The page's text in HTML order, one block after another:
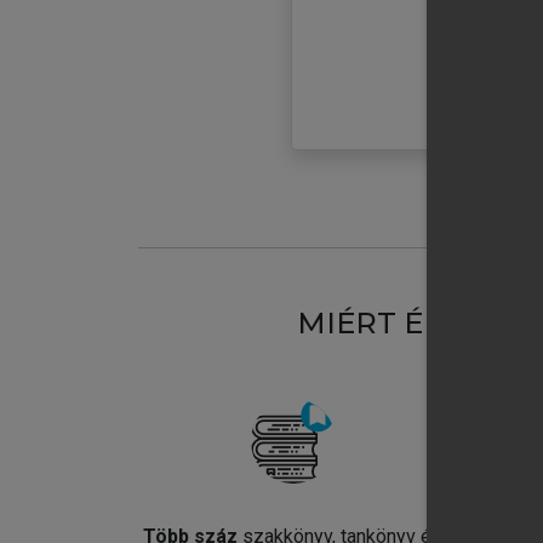
MIÉRT
Több száz szakkönyv, tankönyv és